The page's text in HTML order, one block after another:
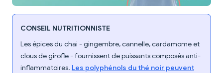
CONSEIL NUTRITIONNISTE
Les épices du chai - gingembre, cannelle, cardamome et
clous de girofle - fournissent de puissants composés anti-
inflammatoires. Les polyphénols du thé noir peuvent